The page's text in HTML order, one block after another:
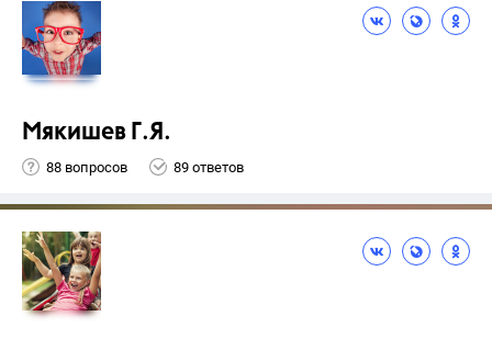
Мякишев Г.Я.
88 вопросов 89 ответов